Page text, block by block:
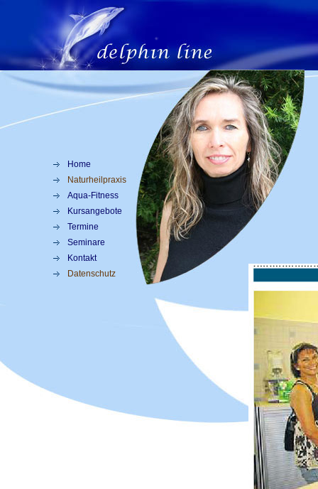
Home
Naturheilpraxis
Aqua-Fitness
Kursangebote
Termine
Seminare
Kontakt
Datenschutz